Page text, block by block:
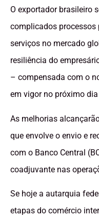
O exportador brasileiro
complicados processos
serviços no mercado
resiliência do
– compensada com o
em vigor no próximo
As melhorias
que envolve o envio e
com o Banco Central
coadjuvante nas
Se hoje a autarquia
etapas do comércio